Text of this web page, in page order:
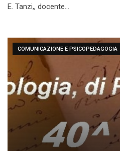
E. Tanzi,, docente…
COMUNICAZIONE E PSICOPEDAGOGIA